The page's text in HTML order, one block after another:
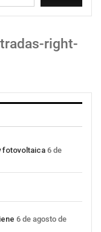
right-
fotovoltaica 6 de
6 de agosto de